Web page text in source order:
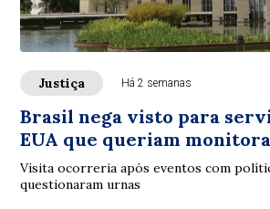
Justiça Há 2 semanas
Brasil nega visto para
EUA que queriam
Visita ocorreria após eventos com
questionaram urnas